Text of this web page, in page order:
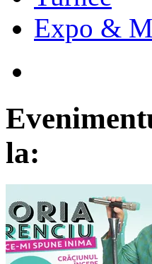
Expo &
la: